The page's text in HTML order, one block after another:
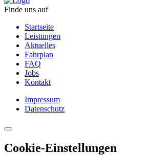
Finde uns auf
Startseite
Leistungen
Aktuelles
Fahrplan
FAQ
Jobs
Kontakt
Impressum
Datenschutz
Cookie-Einstellungen